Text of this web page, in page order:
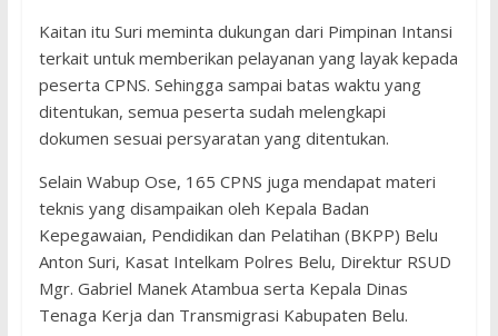
Kaitan itu Suri meminta dukungan dari Pimpinan Intansi
terkait untuk memberikan pelayanan yang layak kepada
peserta CPNS. Sehingga sampai batas waktu yang
ditentukan, semua peserta sudah melengkapi
dokumen sesuai persyaratan yang ditentukan.
Selain Wabup Ose, 165 CPNS juga mendapat materi
teknis yang disampaikan oleh Kepala Badan
Kepegawaian, Pendidikan dan Pelatihan (BKPP) Belu
Anton Suri, Kasat Intelkam Polres Belu, Direktur RSUD
Mgr. Gabriel Manek Atambua serta Kepala Dinas
Tenaga Kerja dan Transmigrasi Kabupaten Belu.